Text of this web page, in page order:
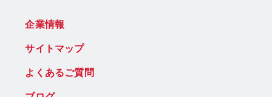
企業情報
サイトマップ
よくあるご質問